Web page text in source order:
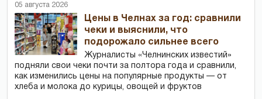
05 августа 2026
Цены в Челнах за год: сравнили
чеки и выяснили, что
подорожало сильнее всего
Журналисты «Челнинских известий»
подняли свои чеки почти за полтора года и сравнили,
как изменились цены на популярные продукты — от
хлеба и молока до курицы, овощей и фруктов